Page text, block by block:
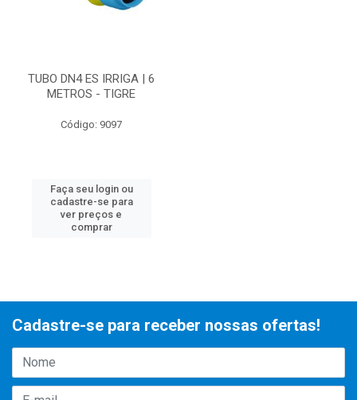
TUBO DN4 ES IRRIGA | 6
METROS - TIGRE
Código: 9097
Faça seu login ou
cadastre-se para
ver preços e
comprar
Cadastre-se para receber nossas ofertas!